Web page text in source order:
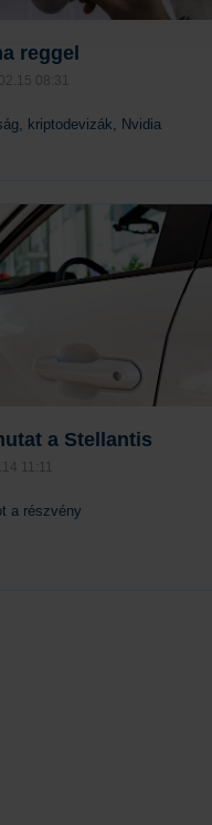
reggel
08:31
kriptodevizák, Nvidia
Tovább
a Stellantis
11:11
a részvény